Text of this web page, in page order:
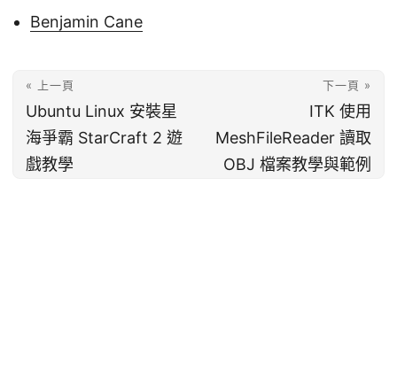
Benjamin Cane
« 上一頁
Ubuntu Linux 安裝星
海爭霸 StarCraft 2 遊
戲教學
下一頁 »
ITK 使用
MeshFileReader 讀取
OBJ 檔案教學與範例